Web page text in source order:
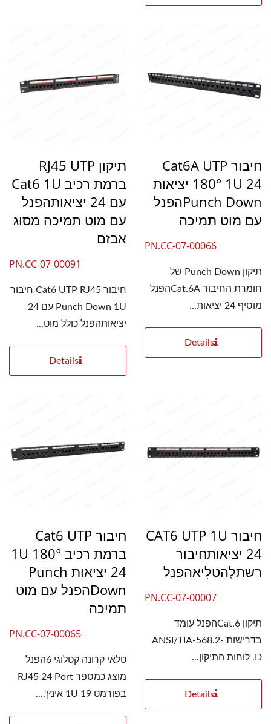
חיבור Cat6A UTP
180° 1U 24 יציאות
Punch Downהפנל
עם מוט תמיכה
PN.CC-07-00066
תיקון Punch Down של
חומרת החיבור Cat.6Aהפנל
מוסיף 24 יציאות...
Details
תיקון RJ45 UTP
ברמת רכיב Cat6 1U
עם 24 יציאותהפנל
עם מוט תמיכה מסוג
אבזם
PN.CC-07-00091
חיבור Cat6 UTP RJ45 חיבור
Punch Down 1U עם 24
יציאותהפנל כולל מוט...
Details
חיבור CAT6 UTP 1U
24 יציאותחיבור
רשתלְהַטלִיאהפנל
PN.CC-07-00007
תיקון Cat.6הפנל עומד
בדרישות ANSI/TIA-568.2-
D. לוחות התיקון...
Details
חיבור Cat6 UTP
ברמת רכיב 180° 1U
24 יציאות Punch
Downהפנל עם מוט
תמיכה
PN.CC-07-00065
טלאי קרונה קטלוגי 6הפנל
מוצג כמספר RJ45 24 Port
בפורמט 1U 19 אינץ'....